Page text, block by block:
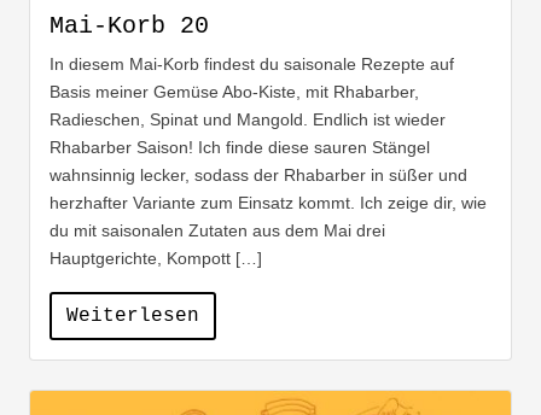
Mai-Korb 20
In diesem Mai-Korb findest du saisonale Rezepte auf
Basis meiner Gemüse Abo-Kiste, mit Rhabarber,
Radieschen, Spinat und Mangold. Endlich ist wieder
Rhabarber Saison! Ich finde diese sauren Stängel
wahnsinnig lecker, sodass der Rhabarber in süßer und
herzhafter Variante zum Einsatz kommt. Ich zeige dir, wie
du mit saisonalen Zutaten aus dem Mai drei
Hauptgerichte, Kompott […]
Weiterlesen